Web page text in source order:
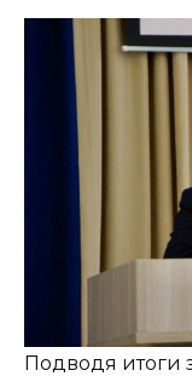
Подводя итоги